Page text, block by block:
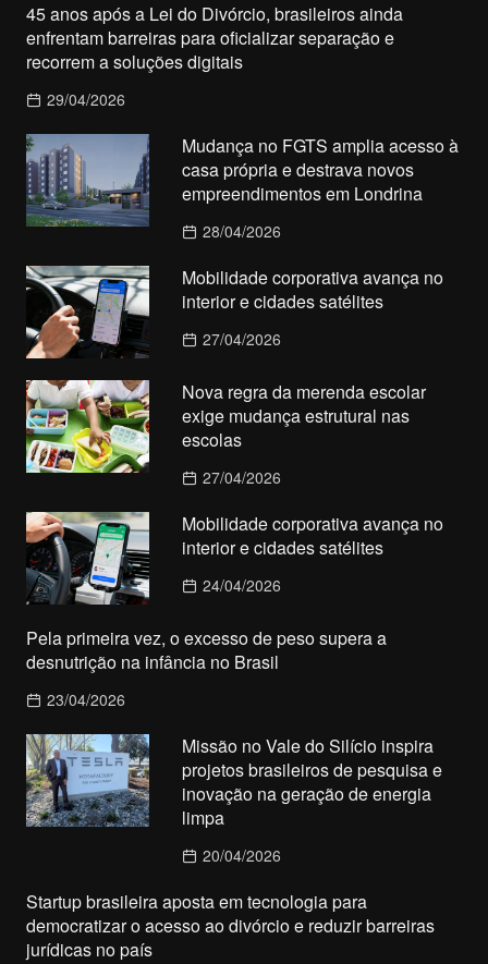
45 anos após a Lei do Divórcio, brasileiros ainda
enfrentam barreiras para oficializar separação e
recorrem a soluções digitais
29/04/2026
Mudança no FGTS amplia acesso à
casa própria e destrava novos
empreendimentos em Londrina
28/04/2026
Mobilidade corporativa avança no
interior e cidades satélites
27/04/2026
Nova regra da merenda escolar
exige mudança estrutural nas
escolas
27/04/2026
Mobilidade corporativa avança no
interior e cidades satélites
24/04/2026
Pela primeira vez, o excesso de peso supera a
desnutrição na infância no Brasil
23/04/2026
Missão no Vale do Silício inspira
projetos brasileiros de pesquisa e
inovação na geração de energia
limpa
20/04/2026
Startup brasileira aposta em tecnologia para
democratizar o acesso ao divórcio e reduzir barreiras
jurídicas no país